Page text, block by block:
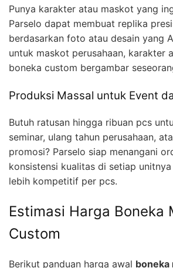
Punya karakter atau maskot yang
Parselo dapat membuat replika
berdasarkan foto atau desain yang
untuk maskot perusahaan, karakter
boneka custom bergambar
Produksi Massal untuk Event
Butuh ratusan hingga ribuan pcs
seminar, ulang tahun perusahaan,
promosi? Parselo siap menangani
konsistensi kualitas di setiap
lebih kompetitif per pcs.
Estimasi Harga Boneka
Custom
Berikut panduan harga awal boneka